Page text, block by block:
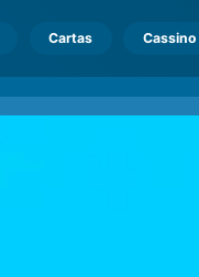
Cartas Cassino